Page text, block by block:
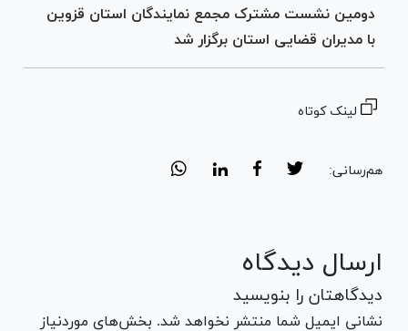
دومین نشست مشترک مجمع نمایندگان استان قزوین
با مدیران قضایی استان برگزار شد
لینک کوتاه
هم‌رسانی:
ارسال دیدگاه
دیدگاهتان را بنویسید
نشانی ایمیل شما منتشر نخواهد شد. بخش‌های موردنیاز